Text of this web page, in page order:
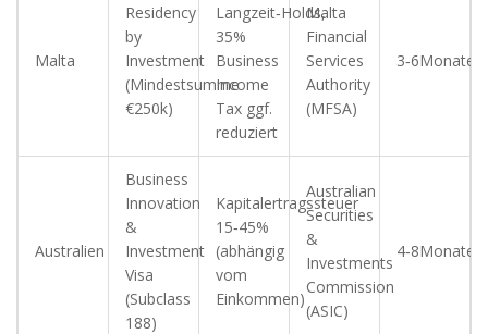
Malta
Residency
by
Investment
(Mindestsumme
€250k)
Langzeit‑Holds,
35%
Business
Income
Tax ggf.
reduziert
Malta
Financial
Services
Authority
(MFSA)
3‑6Monate
Australien
Business
Innovation
&
Investment
Visa
(Subclass
188)
Kapitalertragssteuer
15‑45%
(abhängig
vom
Einkommen)
Australian
Securities
&
Investments
Commission
(ASIC)
4‑8Monate